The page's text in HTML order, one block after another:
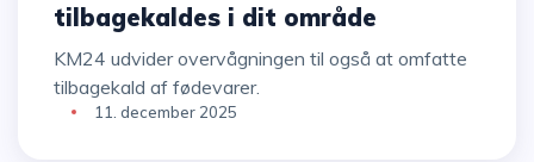
tilbagekaldes i dit område
KM24 udvider overvågningen til også at omfatte
tilbagekald af fødevarer.
11. december 2025